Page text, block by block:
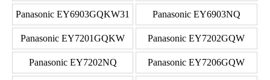
Panasonic EY6903GQKW31 Panasonic EY6903NQ
Panasonic EY7201GQKW Panasonic EY7202GQW
Panasonic EY7202NQ Panasonic EY7206GQW